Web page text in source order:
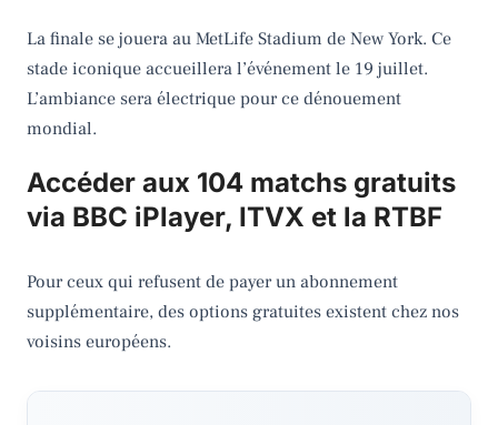
La finale se jouera au MetLife Stadium de New York. Ce
stade iconique accueillera l’événement le 19 juillet.
L’ambiance sera électrique pour ce dénouement
mondial.
Accéder aux 104 matchs gratuits
via BBC iPlayer, ITVX et la RTBF
Pour ceux qui refusent de payer un abonnement
supplémentaire, des options gratuites existent chez nos
voisins européens.